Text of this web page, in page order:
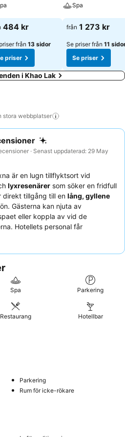
Solstolar och parasoll garanterar
har lust att aktivera sig erbjuds
arrangörer erbjuder dessutom
vattensportutövare med
dykning. Som en del av boendet
gym och gymnastik. Ett
på semesterorten. Måltider: Boendet
restaurangerna välkomnas
Uppfriskande drycker vid
har ett brett sortiment av
drycker.
484 kr
från 13 sidor
priser
Spa
Se priser
från 1 273 kr
Se priser från 11
Se priser
i Khao Lak
stora webbplatser
· Senast uppdaterad: 29 May
är en lugn tillflyktsort vid
lyxresenärer som söker en fridfull
direkt tillgång till en lång, gyllene
Gästerna kan njuta av
eller koppla av vid de
Hotellets personal får
det varierade och
rekommenderade
avkopplande upplevelse,
och dra nytta av de
Spa Parkering
Restaurang Hotellbar
Parkering
Rum för icke-rökare